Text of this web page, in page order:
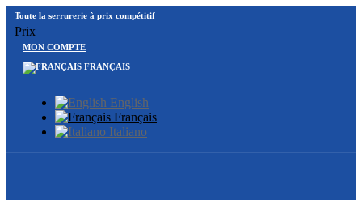
Toute la serrurerie à prix compétitif
Prix
MON COMPTE
FRANÇAIS
English
Français
Italiano